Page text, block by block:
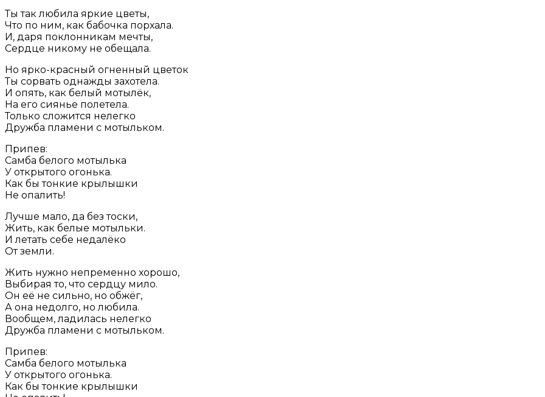
Ты так любила яркие цветы,
Что по ним, как бабочка порхала.
И, даря поклонникам мечты,
Сердце никому не обещала.
Но ярко-красный огненный цветок
Ты сорвать однажды захотела.
И опять, как белый мотылёк,
На его сиянье полетела.
Только сложится нелегко
Дружба пламени с мотыльком.
Припев:
Самба белого мотылька
У открытого огонька.
Как бы тонкие крылышки
Не опалить!
Лучше мало, да без тоски,
Жить, как белые мотыльки.
И летать себе недалёко
От земли.
Жить нужно непременно хорошо,
Выбирая то, что сердцу мило.
Он её не сильно, но обжёг,
А она недолго, но любила.
Вообщем, ладилась нелегко
Дружба пламени с мотыльком.
Припев:
Самба белого мотылька
У открытого огонька.
Как бы тонкие крылышки